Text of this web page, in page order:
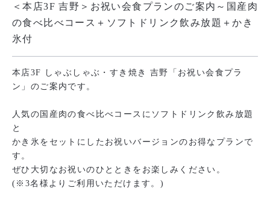
＜本店3F 吉野＞お祝い会食プランのご案内～国産肉
の食べ比べコース＋ソフトドリンク飲み放題＋かき
氷付
本店3F しゃぶしゃぶ・すき焼き 吉野「お祝い会食プラ
ン」のご案内です。
人気の国産肉の食べ比べコースにソフトドリンク飲み放題
と
かき氷をセットにしたお祝いバージョンのお得なプランで
す。
ぜひ大切なお祝いのひとときをお楽しみください。
(※3名様よりご利用いただけます。)